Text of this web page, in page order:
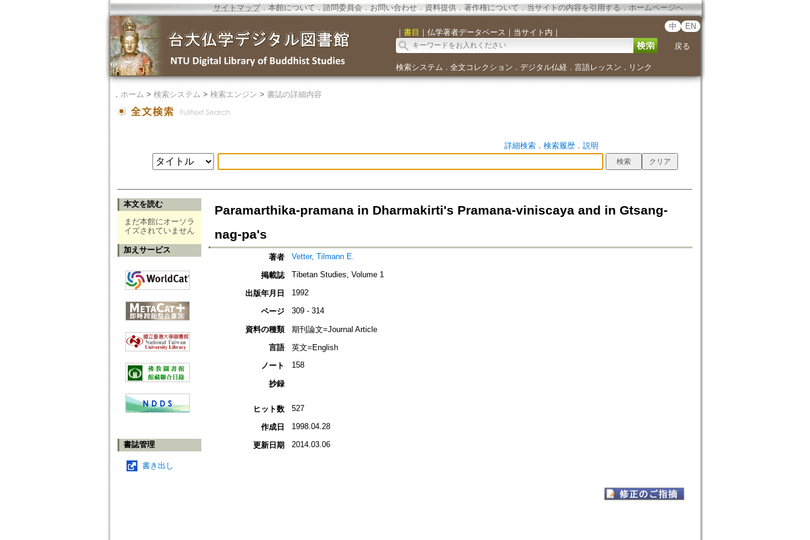
サイトマップ．本館について ． 諮問委員会． お問い合わせ． 資料提供． 著作権について．当サイトの内容を引用する ． ホームページへ
｜ 書目 ｜ 仏学著者データベース ｜ 当サイト内 ｜
中 EN
戻る
検索システム ． 全文コレクション ． デジタル仏経． 言語レッスン ． リンク
． ホーム > 検索システム > 検索エンジン > 書誌の詳細内容
詳細検索． 検索履歴． 説明
本文を読む
まだ本館にオーソラ
イズされていません
加えサービス
書誌管理
書き出し
Paramarthika-pramana in Dharmakirti's Pramana-viniscaya and in Gtsang-
nag-pa's
著者 Vetter, Tilmann E.
掲載誌 Tibetan Studies, Volume 1
出版年月日 1992
ページ 309 - 314
資料の種類
期刊論文=Journal Article
言語
英文=English
ノート
158
抄録
ヒット数 527
作成日 1998.04.28
更新日期 2014.03.06